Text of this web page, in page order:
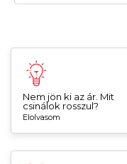
Nem jön ki az ár. Mit
csinálok rosszul?
Elolvasom